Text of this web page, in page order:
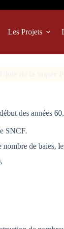
Les Projets
des années
SNCF.
de baies,